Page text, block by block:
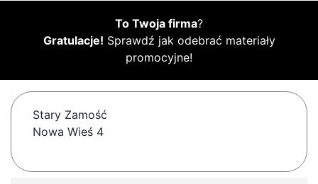
To Twoja firma?
Gratulacje! Sprawdź jak odebrać materiały
promocyjne!
Stary Zamość
Nowa Wieś 4